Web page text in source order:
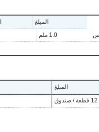
المبلغ
1.0 ملم
المبلغ
12 قطعة / صندوق